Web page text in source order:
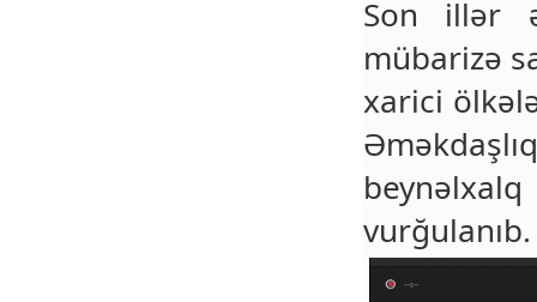
Son illər
mübarizə
xarici
vurğulanıb.